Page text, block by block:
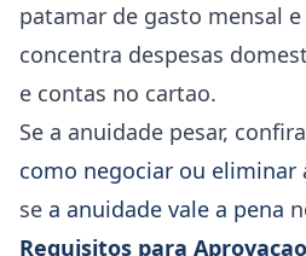
patamar de gasto mensal
concentra despesas
e contas no cartao.
Se a anuidade pesar,
como negociar ou eliminar
se a anuidade vale a pena
Requisitos para Aprovacao